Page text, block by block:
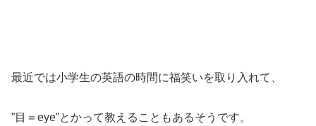
最近では小学生の英語の時間に福笑いを取り入れて、
”目＝eye”とかって教えることもあるそうです。